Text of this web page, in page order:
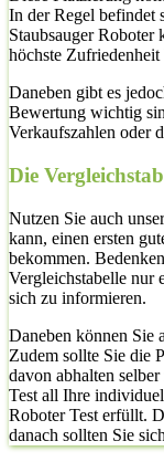
In der Regel befindet
Staubsauger Roboter
höchste
Daneben gibt es
Bewertung wichtig
Verkaufszahlen oder
Die
Nutzen Sie auch
kann, einen ersten
bekommen.
Vergleichstabelle nur
sich zu informieren.
Daneben können Sie
Zudem sollte Sie die
davon abhalten
Test all Ihre
Roboter Test erfüllt.
danach sollten Sie